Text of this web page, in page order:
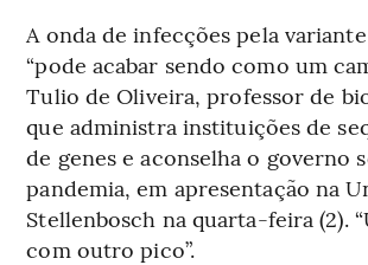
A onda de infecções pela
“pode acabar sendo como um
Tulio de Oliveira, professor de
que administra instituições de
de genes e aconselha o governo
pandemia, em apresentação na
Stellenbosch na quarta-feira (2).
com outro pico”.